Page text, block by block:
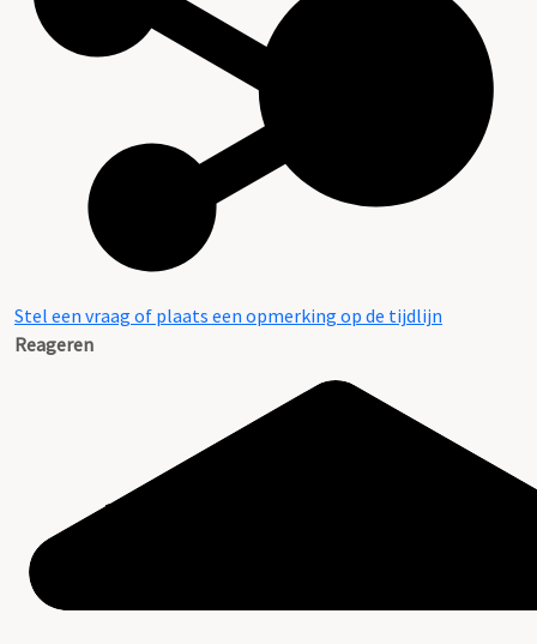
Stel een vraag of plaats een opmerking op de tijdlijn
Reageren